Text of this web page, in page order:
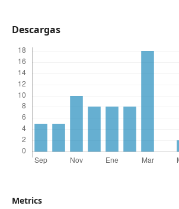
Descargas
Metrics